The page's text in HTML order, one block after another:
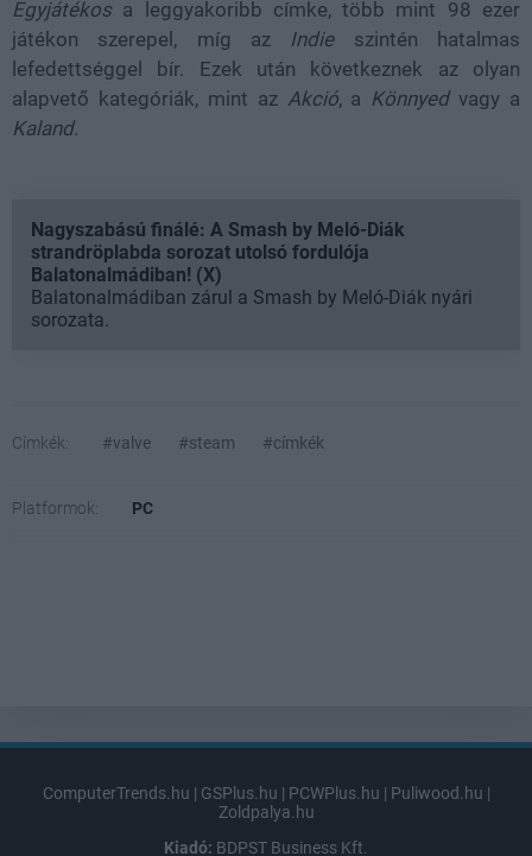
Egyjátékos a leggyakoribb címke, több mint 98 ezer
játékon szerepel, míg az Indieszintén hatalmas
lefedettséggel bír. Ezek után következnek az olyan
alapvető kategóriák, mint az Akció, a Könnyedvagy a
Kaland.
Nagyszabású finálé: A Smash by Meló-Diák
strandröplabda sorozat utolsó fordulója
Balatonalmádiban! (X)
Balatonalmádiban zárul a Smash by Meló-Diák nyári
sorozata.
Címkék: #valve #steam #címkék
Platformok: PC
ComputerTrends.hu | GSPlus.hu | PCWPlus.hu | Puliwood.hu |
Zoldpalya.hu
Kiadó: BDPST Business Kft.